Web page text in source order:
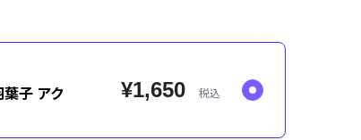
子 アク
¥1,650 税込